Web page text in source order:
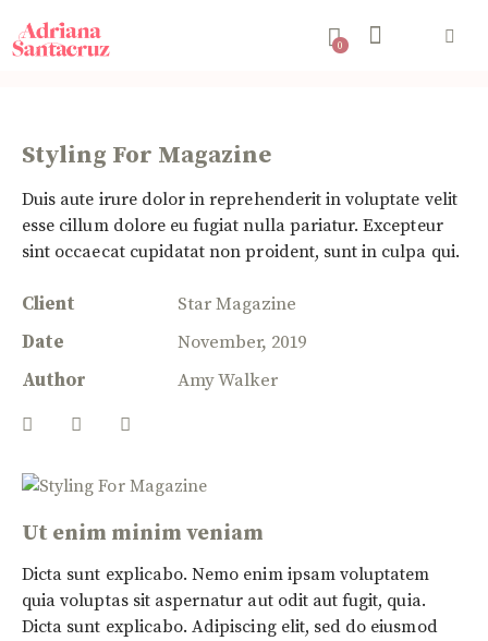
0
Styling For Magazine
Ut enim minim veniam
Dicta sunt explicabo. Nemo enim ipsam voluptatem
quia voluptas sit aspernatur aut odit aut fugit, quia.
Dicta sunt explicabo. Adipiscing elit, sed do eiusmod
Duis aute irure dolor in reprehenderit in voluptate velit
esse cillum dolore eu fugiat nulla pariatur. Excepteur
sint occaecat cupidatat non proident, sunt in culpa qui.
Client
Star Magazine
Date
November, 2019
Author
Amy Walker